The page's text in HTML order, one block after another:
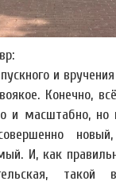
и
Конечно,
и масштабно,
И, как
такой